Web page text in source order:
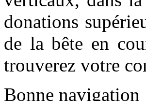
donations
de la bête en
trouverez votre
Bonne navigation